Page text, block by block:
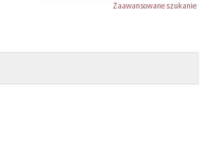
Zaawansowane szukanie